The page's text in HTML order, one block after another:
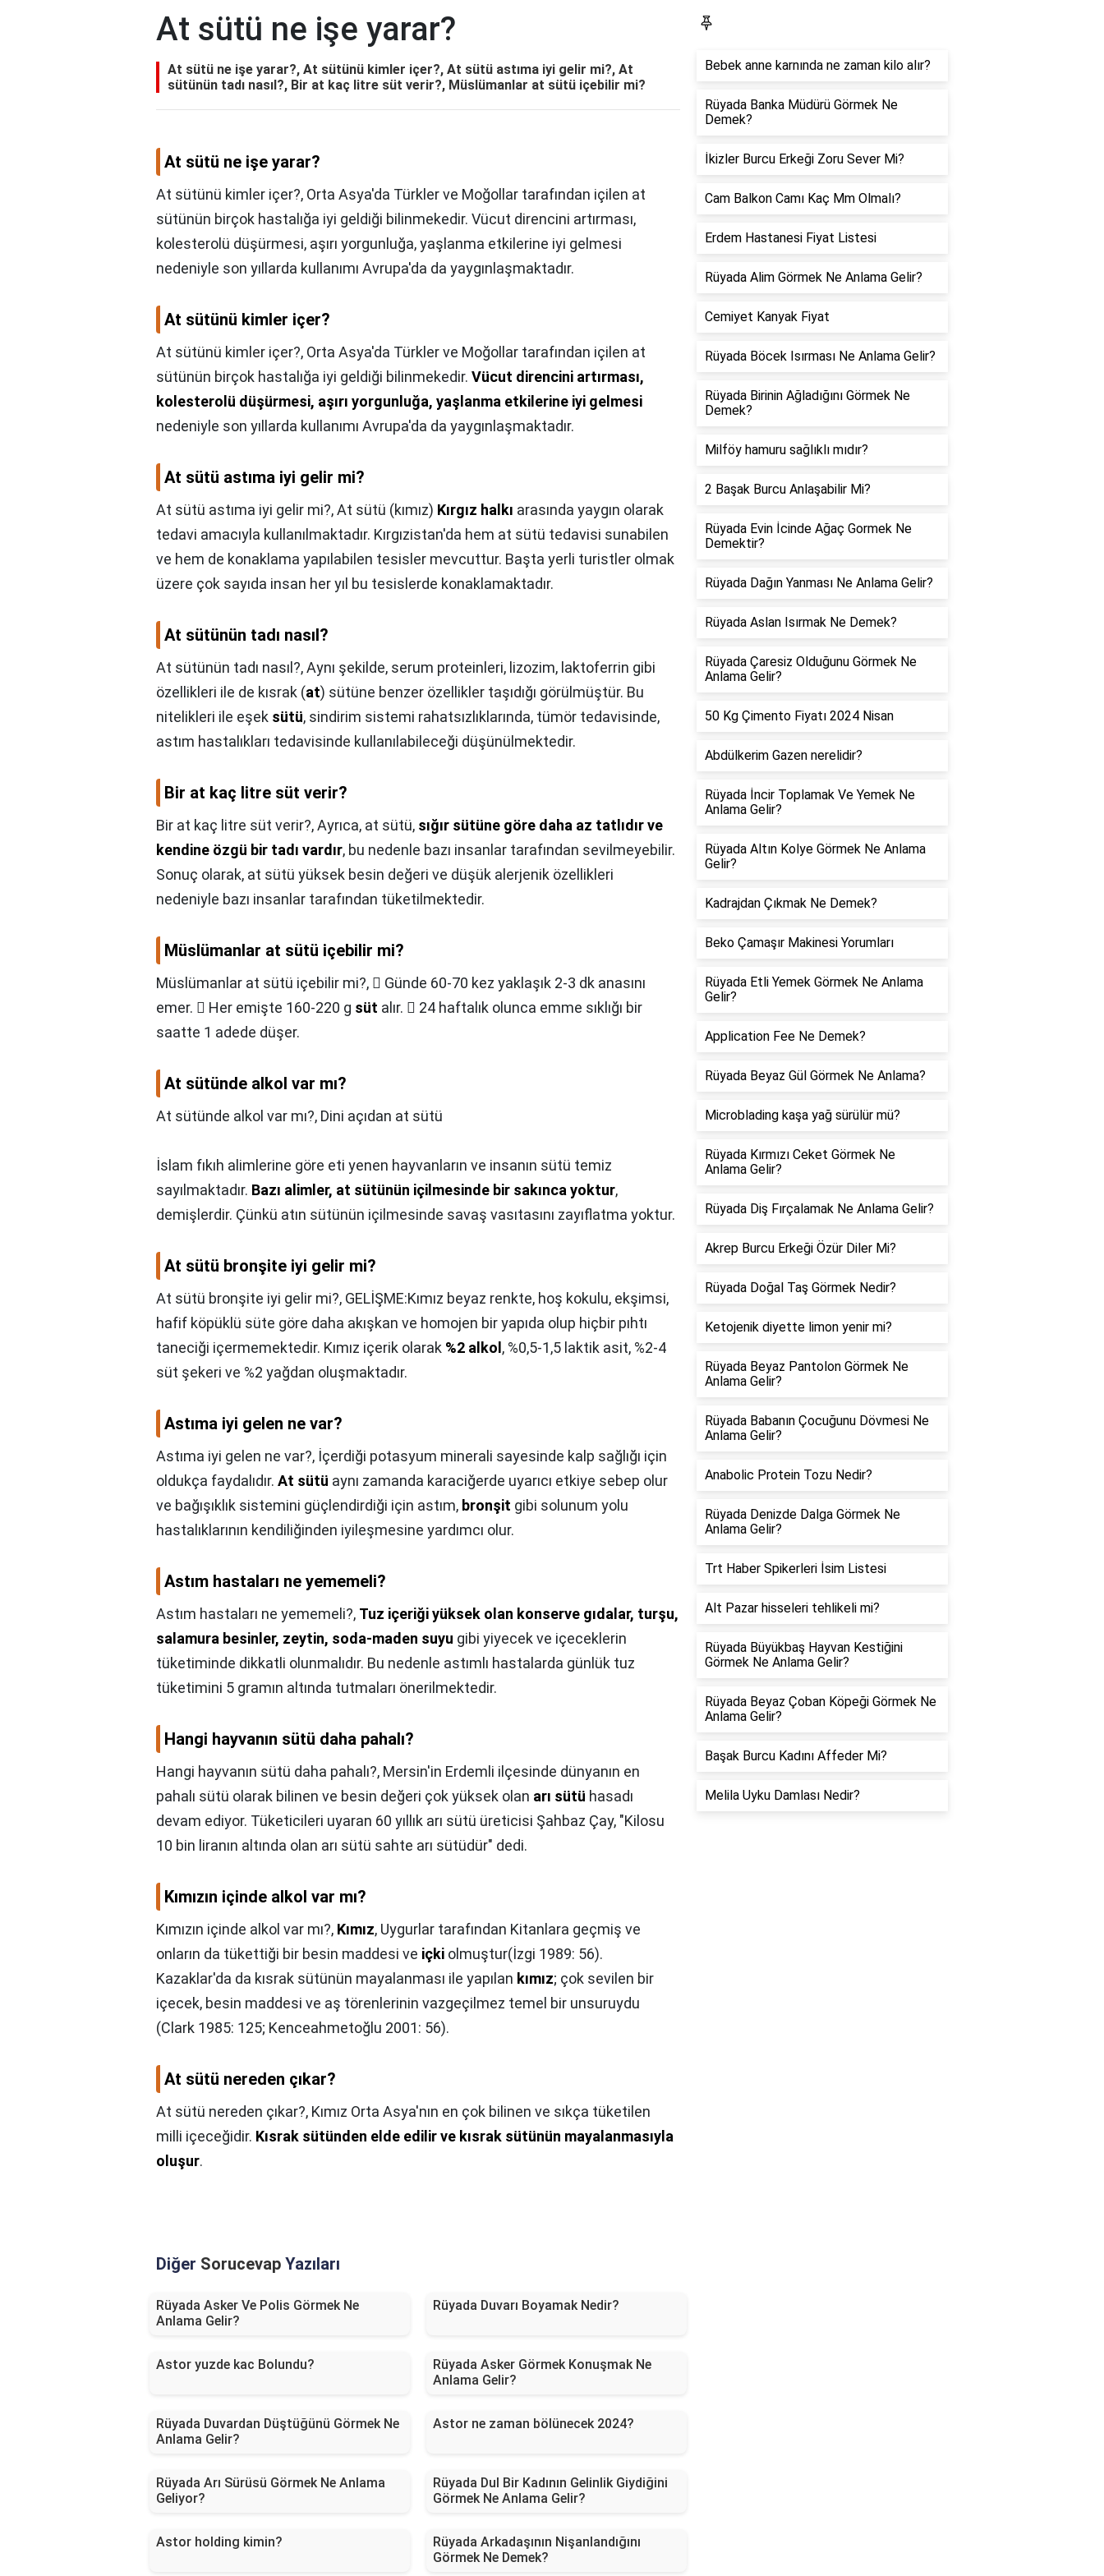
At sütü ne işe yarar?
At sütü ne işe yarar?, At sütünü kimler içer?, At sütü astıma iyi gelir mi?, At
sütünün tadı nasıl?, Bir at kaç litre süt verir?, Müslümanlar at sütü içebilir mi?
At sütü ne işe yarar?
At sütünü kimler içer?, Orta Asya'da Türkler ve Moğollar tarafından içilen at
sütünün birçok hastalığa iyi geldiği bilinmekedir. Vücut direncini artırması,
kolesterolü düşürmesi, aşırı yorgunluğa, yaşlanma etkilerine iyi gelmesi
nedeniyle son yıllarda kullanımı Avrupa'da da yaygınlaşmaktadır.
At sütünü kimler içer?
At sütünü kimler içer?, Orta Asya'da Türkler ve Moğollar tarafından içilen at
sütünün birçok hastalığa iyi geldiği bilinmekedir. Vücut direncini artırması,
kolesterolü düşürmesi, aşırı yorgunluğa, yaşlanma etkilerine iyi gelmesi
nedeniyle son yıllarda kullanımı Avrupa'da da yaygınlaşmaktadır.
At sütü astıma iyi gelir mi?
At sütü astıma iyi gelir mi?,At sütü (kımız) Kırgız halkı arasında yaygın olarak
tedavi amacıyla kullanılmaktadır. Kırgızistan'da hem at sütü tedavisi sunabilen
ve hem de konaklama yapılabilen tesisler mevcuttur. Başta yerli turistler olmak
üzere çok sayıda insan her yıl bu tesislerde konaklamaktadır.
At sütünün tadı nasıl?
At sütünün tadı nasıl?,Aynı şekilde, serum proteinleri, lizozim, laktoferrin gibi
özellikleri ile de kısrak (at) sütüne benzer özellikler taşıdığı görülmüştür. Bu
nitelikleri ile eşek sütü, sindirim sistemi rahatsızlıklarında, tümör tedavisinde,
astım hastalıkları tedavisinde kullanılabileceği düşünülmektedir.
Bir at kaç litre süt verir?
Bir at kaç litre süt verir?,Ayrıca, at sütü, sığır sütüne göre daha az tatlıdır ve
kendine özgü bir tadı vardır, bu nedenle bazı insanlar tarafından sevilmeyebilir.
Sonuç olarak, at sütü yüksek besin değeri ve düşük alerjenik özellikleri
nedeniyle bazı insanlar tarafından tüketilmektedir.
Müslümanlar at sütü içebilir mi?
Müslümanlar at sütü içebilir mi?,  Günde 60-70 kez yaklaşık 2-3 dk anasını
emer.  Her emişte 160-220 g süt alır.  24 haftalık olunca emme sıklığı bir
saatte 1 adede düşer.
At sütünde alkol var mı?
At sütünde alkol var mı?, Dini açıdan at sütü
İslam fıkıh alimlerine göre eti yenen hayvanların ve insanın sütü temiz
sayılmaktadır. Bazı alimler, at sütünün içilmesinde bir sakınca yoktur,
demişlerdir. Çünkü atın sütünün içilmesinde savaş vasıtasını zayıflatma yoktur.
At sütü bronşite iyi gelir mi?
At sütü bronşite iyi gelir mi?, GELİŞME:Kımız beyaz renkte, hoş kokulu, ekşimsi,
hafif köpüklü süte göre daha akışkan ve homojen bir yapıda olup hiçbir pıhtı
taneciği içermemektedir. Kımız içerik olarak %2 alkol , %0,5-1,5 laktik asit, %2-4
süt şekeri ve %2 yağdan oluşmaktadır.
Astıma iyi gelen ne var?
Astıma iyi gelen ne var?, İçerdiği potasyum minerali sayesinde kalp sağlığı için
oldukça faydalıdır. At sütü aynı zamanda karaciğerde uyarıcı etkiye sebep olur
ve bağışıklık sistemini güçlendirdiği için astım, bronşit gibi solunum yolu
hastalıklarının kendiliğinden iyileşmesine yardımcı olur.
Astım hastaları ne yememeli?
Astım hastaları ne yememeli?, Tuz içeriği yüksek olan konserve gıdalar, turşu,
salamura besinler, zeytin, soda-maden suyu gibi yiyecek ve içeceklerin
tüketiminde dikkatli olunmalıdır. Bu nedenle astımlı hastalarda günlük tuz
tüketimini 5 gramın altında tutmaları önerilmektedir.
Hangi hayvanın sütü daha pahalı?
Hangi hayvanın sütü daha pahalı?, Mersin'in Erdemli ilçesinde dünyanın en
pahalı sütü olarak bilinen ve besin değeri çok yüksek olan arı sütü hasadı
devam ediyor. Tüketicileri uyaran 60 yıllık arı sütü üreticisi Şahbaz Çay, "Kilosu
10 bin liranın altında olan arı sütü sahte arı sütüdür" dedi.
Kımızın içinde alkol var mı?
Kımızın içinde alkol var mı?, Kımız, Uygurlar tarafından Kitanlara geçmiş ve
onların da tükettiği bir besin maddesi ve içki olmuştur(İzgi 1989: 56).
Kazaklar'da da kısrak sütünün mayalanması ile yapılan kımız; çok sevilen bir
içecek, besin maddesi ve aş törenlerinin vazgeçilmez temel bir unsuruydu
(Clark 1985: 125; Kenceahmetoğlu 2001: 56).
At sütü nereden çıkar?
At sütü nereden çıkar?, Kımız Orta Asya'nın en çok bilinen ve sıkça tüketilen
milli içeceğidir. Kısrak sütünden elde edilir ve kısrak sütünün mayalanmasıyla
oluşur.
Diğer Sorucevap Yazıları
Rüyada Asker Ve Polis Görmek Ne
Anlama Gelir?
Rüyada Duvarı Boyamak Nedir?
Astor yuzde kac Bolundu?
Rüyada Asker Görmek Konuşmak Ne
Anlama Gelir?
Rüyada Duvardan Düştüğünü Görmek Ne
Anlama Gelir?
Astor ne zaman bölünecek 2024?
Rüyada Arı Sürüsü Görmek Ne Anlama
Geliyor?
Rüyada Dul Bir Kadının Gelinlik Giydiğini
Görmek Ne Anlama Gelir?
Astor holding kimin?
Rüyada Arkadaşının Nişanlandığını
Görmek Ne Demek?
Bebek anne karnında ne zaman kilo alır?
Rüyada Banka Müdürü Görmek Ne
Demek?
İkizler Burcu Erkeği Zoru Sever Mi?
Cam Balkon Camı Kaç Mm Olmalı?
Erdem Hastanesi Fiyat Listesi
Rüyada Alim Görmek Ne Anlama Gelir?
Cemiyet Kanyak Fiyat
Rüyada Böcek Isırması Ne Anlama Gelir?
Rüyada Birinin Ağladığını Görmek Ne
Demek?
Milföy hamuru sağlıklı mıdır?
2 Başak Burcu Anlaşabilir Mi?
Rüyada Evin İcinde Ağaç Gormek Ne
Demektir?
Rüyada Dağın Yanması Ne Anlama Gelir?
Rüyada Aslan Isırmak Ne Demek?
Rüyada Çaresiz Olduğunu Görmek Ne
Anlama Gelir?
50 Kg Çimento Fiyatı 2024 Nisan
Abdülkerim Gazen nerelidir?
Rüyada İncir Toplamak Ve Yemek Ne
Anlama Gelir?
Rüyada Altın Kolye Görmek Ne Anlama
Gelir?
Kadrajdan Çıkmak Ne Demek?
Beko Çamaşır Makinesi Yorumları
Rüyada Etli Yemek Görmek Ne Anlama
Gelir?
Application Fee Ne Demek?
Rüyada Beyaz Gül Görmek Ne Anlama?
Microblading kaşa yağ sürülür mü?
Rüyada Kırmızı Ceket Görmek Ne
Anlama Gelir?
Rüyada Diş Fırçalamak Ne Anlama Gelir?
Akrep Burcu Erkeği Özür Diler Mi?
Rüyada Doğal Taş Görmek Nedir?
Ketojenik diyette limon yenir mi?
Rüyada Beyaz Pantolon Görmek Ne
Anlama Gelir?
Rüyada Babanın Çocuğunu Dövmesi Ne
Anlama Gelir?
Anabolic Protein Tozu Nedir?
Rüyada Denizde Dalga Görmek Ne
Anlama Gelir?
Trt Haber Spikerleri İsim Listesi
Alt Pazar hisseleri tehlikeli mi?
Rüyada Büyükbaş Hayvan Kestiğini
Görmek Ne Anlama Gelir?
Rüyada Beyaz Çoban Köpeği Görmek Ne
Anlama Gelir?
Başak Burcu Kadını Affeder Mi?
Melila Uyku Damlası Nedir?